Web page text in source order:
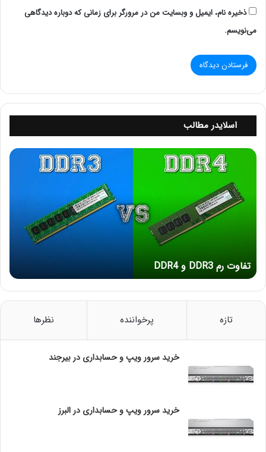
سرورهای رکمونت اچ پی از نسل هشتم به بعد از یک اسلات
ویژه بهره می برند که اسلات FLR نامیده می شود. این
اسلات روی مادربرد سرورهای رکمونت اچ پی تعبیه شده و به
منظور نصب انواع کارت شبکه استفاده می شود. شما می
برای بسترهای LAN و فیبر نوری استفاده کنید. به طور معمول
کارت های نصب شده روی این اسلات می توانند حداکثر از
سرعت 10 گیگابیت بر ثانیه پشتیبانی کنند. البته این سرعت
در بعضی از مدل ها تا 25 و 40 گیگابیت بر ثانیه و حتی
بیشتر متغیر می باشد.
Port 1Gb Adapter، HPE 331FLR 4-Port 1Gb Adapter،
HPE 530FLR 2-Port 10Gb Adapter، HPE 533FLR 2-
Adapter اشاره نمود.
کارت شبکه سرور اچ پی PCle
ذخیره نام، ایمیل و وبسایت من در مرورگر برای زمانی که دوباره دیدگاهی
می‌نویسم.
اسلایدر مطالب
ت
3
و
D
4
تفاوت رم DDR3 و DDR4
تازه پرخواننده نظرها
خرید سرور ویپ و حسابداری در بیرجند
خرید سرور ویپ و حسابداری در البرز